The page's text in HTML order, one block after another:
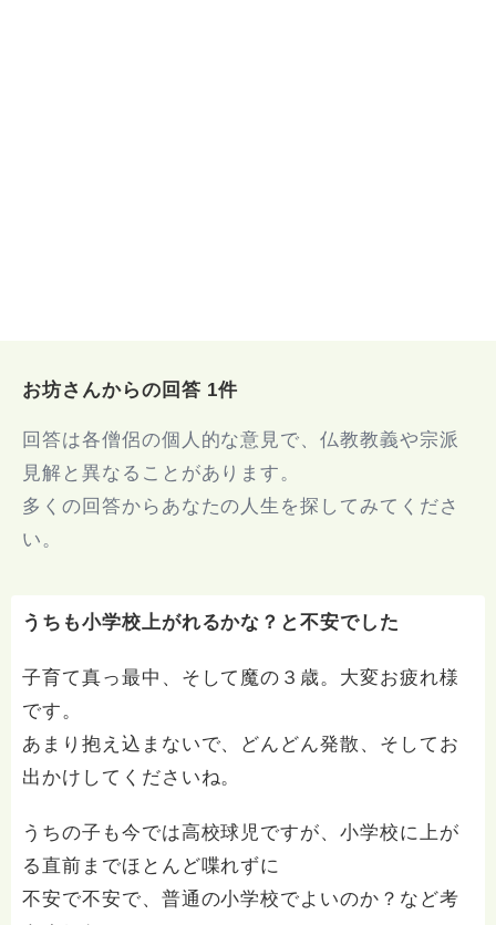
お坊さんからの回答 1件
回答は各僧侶の個人的な意見で、仏教教義や宗派
見解と異なることがあります。
多くの回答からあなたの人生を探してみてくださ
い。
うちも小学校上がれるかな？と不安でした
子育て真っ最中、そして魔の３歳。大変お疲れ様
です。
あまり抱え込まないで、どんどん発散、そしてお
出かけしてくださいね。
うちの子も今では高校球児ですが、小学校に上が
る直前までほとんど喋れずに
不安で不安で、普通の小学校でよいのか？など考